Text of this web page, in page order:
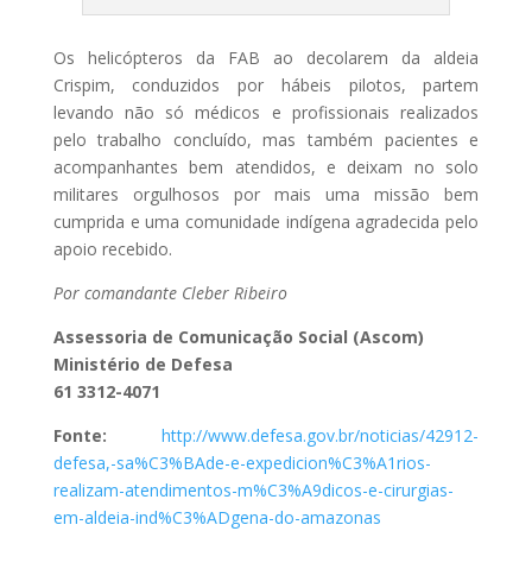
Os helicópteros da FAB ao decolarem da aldeia
Crispim, conduzidos por hábeis pilotos, partem
levando não só médicos e profissionais realizados
pelo trabalho concluído, mas também pacientes e
acompanhantes bem atendidos, e deixam no solo
militares orgulhosos por mais uma missão bem
cumprida e uma comunidade indígena agradecida pelo
apoio recebido.
Por comandante Cleber Ribeiro
Assessoria de Comunicação Social (Ascom)
Ministério de Defesa
61 3312-4071
Fonte:
http://www.defesa.gov.br/noticias/42912-
defesa,-sa%C3%BAde-e-expedicion%C3%A1rios-
realizam-atendimentos-m%C3%A9dicos-e-cirurgias-
em-aldeia-ind%C3%ADgena-do-amazonas